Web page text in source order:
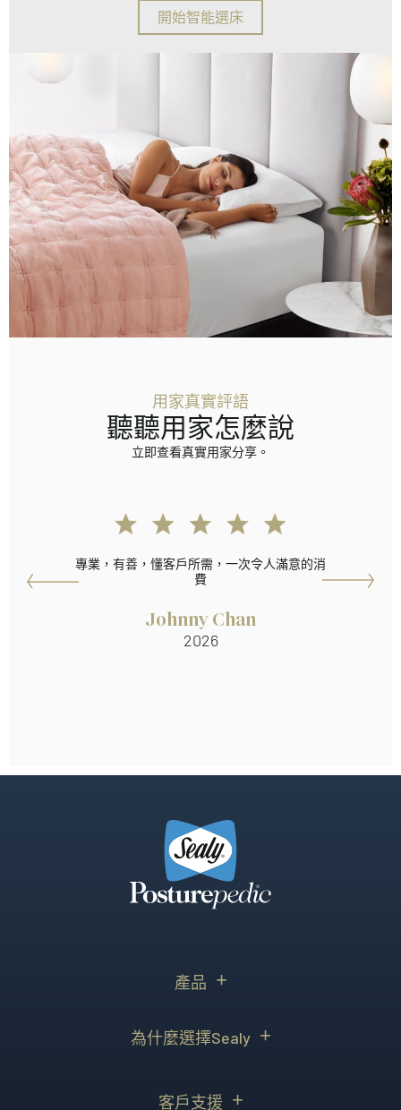
開始智能選床
用家真實評語
聽聽用家怎麼說
立即查看真實用家分享。
專業，有善，懂客戶所需，一次令人滿意的消
費
Johnny Chan
2026
產品
為什麼選擇Sealy
客戶支援